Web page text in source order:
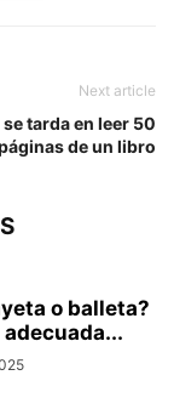
Next article
tarda en leer 50
de un libro
o balleta?